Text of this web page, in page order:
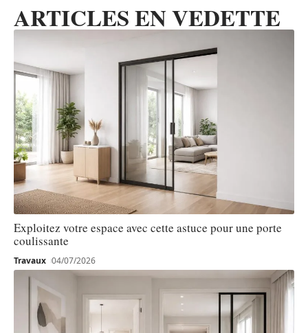
ARTICLES EN VEDETTE
Exploitez votre espace avec cette astuce pour une porte
coulissante
Travaux 04/07/2026